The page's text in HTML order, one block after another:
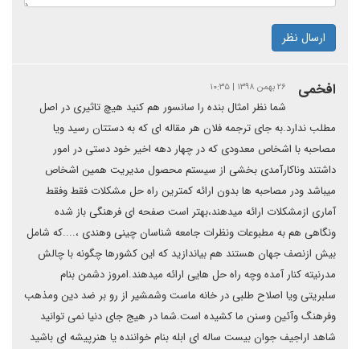
ارسال نظر
افخمی ۲۶ بهمن ۱۳۹۸ | ۱۰:۳۵
شما نظر امثال بنده را سانسور هم کنید هیچ تاثیری در اصل
مطلب ندارد.به جای ترجمه فلان هر مقاله ای که به دستتان رسید ویا
مصاحبه با اشخاص معدودی که در چهار دهه اخیر خود دستی در امور
داشتند وناکارآمدی بخشی از سیستم محصول مدیریت همین اشخاص
میباشد ودر مصاحبه ها بدون ارائه کمترین راه حل مشکلات فقط وفقط
آماری ازمشکلات ارائه میدهند،بهتر است صفحه ای فرهنگی باز شده
ونگاهی هم به مطبوعات ونظرات جامعه شناسان چینی وهندی ،....که شامل
بیش ازنصف جهان هستند هم بیاندازید که این کشورها چگونه با چالش
مدرنیته کنار آمده وچه راه حل هایی ارائه میدهند.امروز دشمن بنام
سلبریتی ویا اصلاح طلبی در خانه ماست وشمشیر از رو بر ضد دین ومذهب
وفرهنگ وآئین وسنن ما کشیده است.شما در هیج جای دنیا نمی توانید
شاهد اراجیف جوان بیست ساله ای ابله بنام خواننده یا هنرپیشه ای باشید